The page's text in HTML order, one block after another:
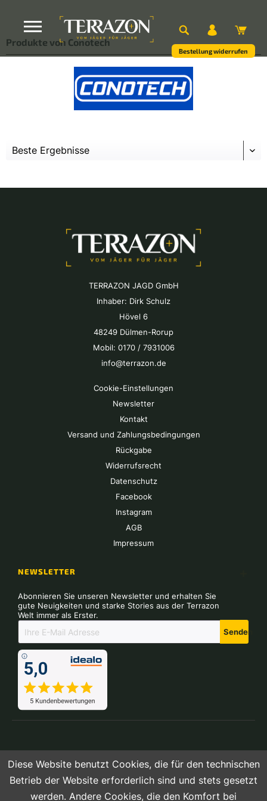
Bestellung widerrufen
Produkte von Conotech
TERRAZON JAGD GmbH
Inhaber: Dirk Schulz
Hövel 6
48249 Dülmen-Rorup
Mobil: 0170 / 7931006
info@terrazon.de
Cookie-Einstellungen
Newsletter
Kontakt
Versand und Zahlungsbedingungen
Rückgabe
Widerrufsrecht
Datenschutz
Facebook
Instagram
AGB
Impressum
NEWSLETTER
Abonnieren Sie unseren Newsletter und erhalten Sie
gute Neuigkeiten und starke Stories aus der Terrazon
Welt immer als Erster.
Senden
Diese Website benutzt Cookies, die für den technischen
Betrieb der Website erforderlich sind und stets gesetzt
werden. Andere Cookies, die den Komfort bei